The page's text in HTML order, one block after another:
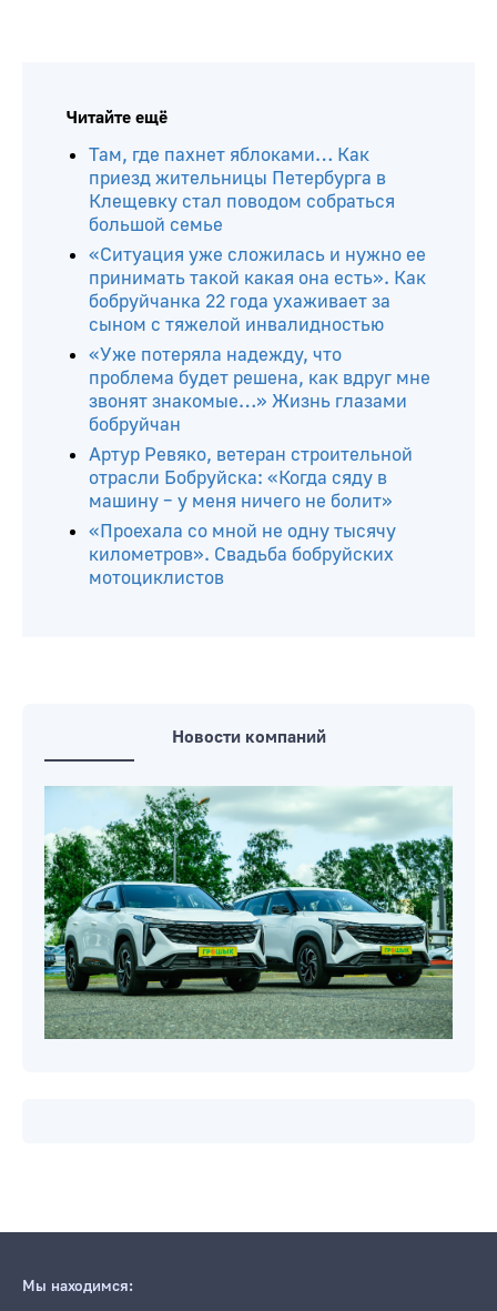
Читайте ещё
Там, где пахнет яблоками… Как
приезд жительницы Петербурга в
Клещевку стал поводом собраться
большой семье
«Ситуация уже сложилась и нужно ее
принимать такой какая она есть». Как
бобруйчанка 22 года ухаживает за
сыном с тяжелой инвалидностью
«Уже потеряла надежду, что
проблема будет решена, как вдруг мне
звонят знакомые…» Жизнь глазами
бобруйчан
Артур Ревяко, ветеран строительной
отрасли Бобруйска: «Когда сяду в
машину – у меня ничего не болит»
«Проехала со мной не одну тысячу
километров». Свадьба бобруйских
мотоциклистов
Новости компаний
Мы находимся: